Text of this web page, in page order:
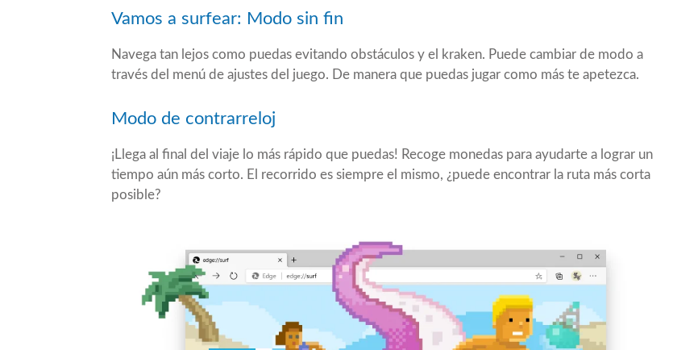
Vamos a surfear: Modo sin fin
Navega tan lejos como puedas evitando obstáculos y el kraken. Puede cambiar de modo a
través del menú de ajustes del juego. De manera que puedas jugar como más te apetezca.
Modo de contrarreloj
¡Llega al final del viaje lo más rápido que puedas! Recoge monedas para ayudarte a lograr un
tiempo aún más corto. El recorrido es siempre el mismo, ¿puede encontrar la ruta más corta
posible?